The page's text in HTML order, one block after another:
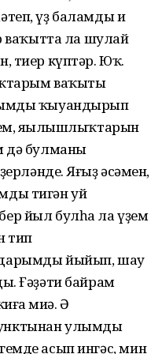
үҙ баламды иң
ваҡытта ла шулай
тиер күптәр. Юҡ.
ваҡыты
ҡыуандырып
яңылышлыҡтарын
дә булманы
Яңғыҙ әсәмен,
тигән уй
йыл булһа ла үҙем
тип
йыйып, шау
Ғәҙәти байрам
миңә. Ә
улымды
асып ингәс, мин